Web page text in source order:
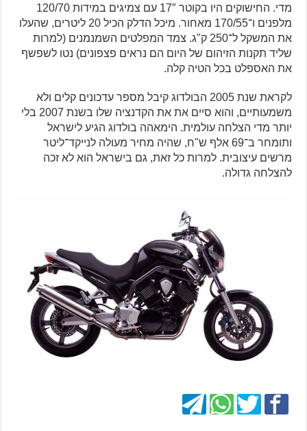
מדי. החישוקים היו בקוטר 17″ עם צמיגים במידות 120/70
מלפנים ו־170/55 מאחור. מיכל הדלק הכיל 20 ליטרים, שהעלו
את המשקל ל־250 ק"ג. צמד המפלטים השמנמנים (למרות
שליד תקנות הזיהום של היום הם נראים פצפונים) נטו לשפשף
את האספלט בכל הטיה קלה.
לקראת שנת 2005 הבולדוג קיבל מספר עדכונים קלים ולא
משמעותיים, והוא סיים את את הקדנציה שלו בשנת 2007 בלי
יותר מדי הצלחה עולמית. הימאהה בולדוג הגיע לישראל
ותומחר ב־69 אלף ש"ח, שהיה מחיר מעולה לנייקד־ליטר
מרשים עיצובית. למרות כל זאת, גם בישראל הוא לא זכה
להצלחה גדולה.